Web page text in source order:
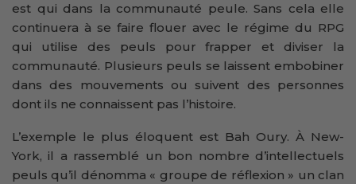
est qui dans la communauté peule. Sans cela elle
continuera à se faire flouer avec le régime du RPG
qui utilise des peuls pour frapper et diviser la
communauté. Plusieurs peuls se laissent embobiner
dans des mouvements ou suivent des personnes
dont ils ne connaissent pas l’histoire.
L’exemple le plus éloquent est Bah Oury. À New-
York, il a rassemblé un bon nombre d’intellectuels
peuls qu’il dénomma « groupe de réflexion » un clan